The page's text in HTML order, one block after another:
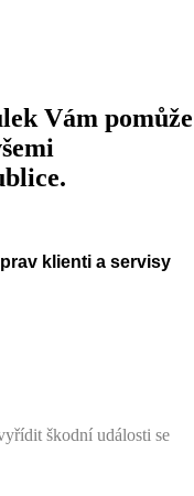
Vám pomůže
klienti a servisy
škodní události se